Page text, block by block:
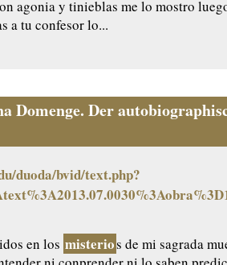
agonia y tinieblas me lo mostro
a tu confesor lo...
Domenge. Der
duoda/bvid/text.php?
en los misterios de mi sagrada